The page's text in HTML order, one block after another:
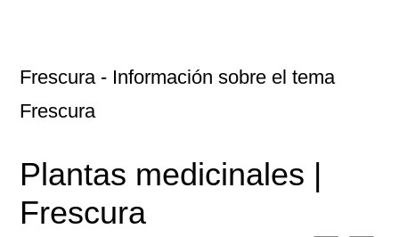
Frescura- Información sobre el tema
Frescura
Plantas medicinales |
Frescura